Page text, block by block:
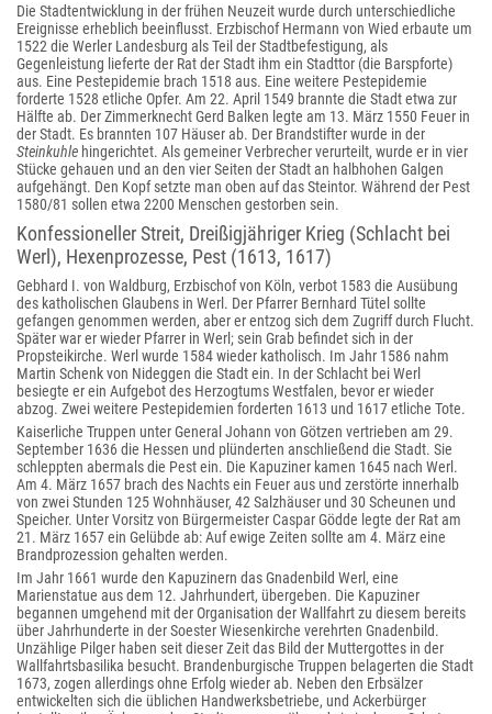
Die Stadtentwicklung in der frühen Neuzeit wurde durch unterschiedliche
Ereignisse erheblich beeinflusst. Erzbischof Hermann von Wied erbaute um
1522 die Werler Landesburg als Teil der Stadtbefestigung, als
Gegenleistung lieferte der Rat der Stadt ihm ein Stadttor (die Barspforte)
aus. Eine Pestepidemie brach 1518 aus. Eine weitere Pestepidemie
forderte 1528 etliche Opfer. Am 22. April 1549 brannte die Stadt etwa zur
Hälfte ab. Der Zimmerknecht Gerd Balken legte am 13. März 1550 Feuer in
der Stadt. Es brannten 107 Häuser ab. Der Brandstifter wurde in der
Steinkuhle hingerichtet. Als gemeiner Verbrecher verurteilt, wurde er in vier
Stücke gehauen und an den vier Seiten der Stadt an halbhohen Galgen
aufgehängt. Den Kopf setzte man oben auf das Steintor. Während der Pest
1580/81 sollen etwa 2200 Menschen gestorben sein.
Konfessioneller Streit, Dreißigjähriger Krieg (Schlacht bei
Werl), Hexenprozesse, Pest (1613, 1617)
Gebhard I. von Waldburg, Erzbischof von Köln, verbot 1583 die Ausübung
des katholischen Glaubens in Werl. Der Pfarrer Bernhard Tütel sollte
gefangen genommen werden, aber er entzog sich dem Zugriff durch Flucht.
Später war er wieder Pfarrer in Werl; sein Grab befindet sich in der
Propsteikirche. Werl wurde 1584 wieder katholisch. Im Jahr 1586 nahm
Martin Schenk von Nideggen die Stadt ein. In der Schlacht bei Werl
besiegte er ein Aufgebot des Herzogtums Westfalen, bevor er wieder
abzog. Zwei weitere Pestepidemien forderten 1613 und 1617 etliche Tote.
Kaiserliche Truppen unter General Johann von Götzen vertrieben am 29.
September 1636 die Hessen und plünderten anschließend die Stadt. Sie
schleppten abermals die Pest ein. Die Kapuziner kamen 1645 nach Werl.
Am 4. März 1657 brach des Nachts ein Feuer aus und zerstörte innerhalb
von zwei Stunden 125 Wohnhäuser, 42 Salzhäuser und 30 Scheunen und
Speicher. Unter Vorsitz von Bürgermeister Caspar Gödde legte der Rat am
21. März 1657 ein Gelübde ab: Auf ewige Zeiten sollte am 4. März eine
Brandprozession gehalten werden.
Im Jahr 1661 wurde den Kapuzinern das Gnadenbild Werl, eine
Marienstatue aus dem 12. Jahrhundert, übergeben. Die Kapuziner
begannen umgehend mit der Organisation der Wallfahrt zu diesem bereits
über Jahrhunderte in der Soester Wiesenkirche verehrten Gnadenbild.
Unzählige Pilger haben seit dieser Zeit das Bild der Muttergottes in der
Wallfahrtsbasilika besucht. Brandenburgische Truppen belagerten die Stadt
1673, zogen allerdings ohne Erfolg wieder ab. Neben den Erbsälzer
entwickelten sich die üblichen Handwerksbetriebe, und Ackerbürger